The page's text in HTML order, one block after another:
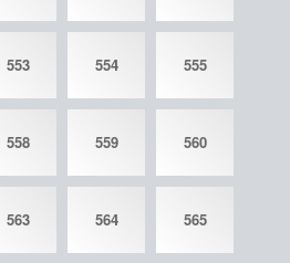
553 554 555
558 559 560
563 564 565